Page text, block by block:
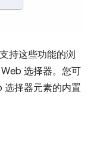
持这些功能的浏
选择器。您可
选择器元素的内置